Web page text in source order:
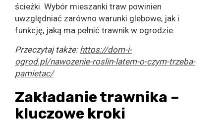
ścieżki. Wybór mieszanki traw powinien
uwzględniać zarówno warunki glebowe, jak i
funkcję, jaką ma pełnić trawnik w ogrodzie.
Przeczytaj także: https://dom-i-
ogrod.pl/nawozenie-roslin-latem-o-czym-trzeba-
pamietac/
Zakładanie trawnika –
kluczowe kroki